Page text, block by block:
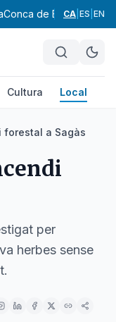
Conca de Barberà
CA ES EN
Cultura Local
forestal a Sagàs
per
herbes sense